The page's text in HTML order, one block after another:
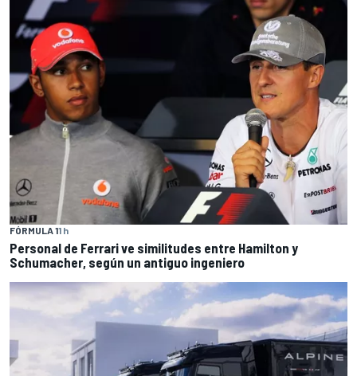
FÓRMULA 11 h
Personal de Ferrari ve similitudes entre Hamilton y
Schumacher, según un antiguo ingeniero